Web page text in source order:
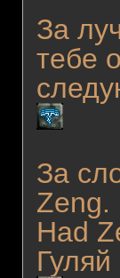
За
тебе
За
Zeng.
Had